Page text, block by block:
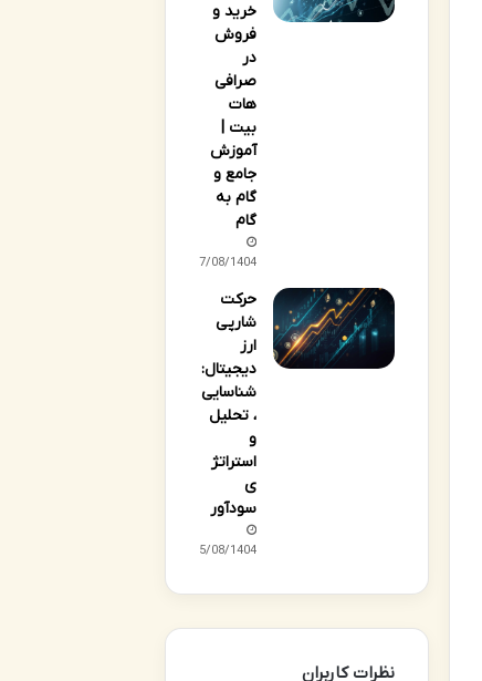
خرید و
فروش
در
صرافی
هات
بیت |
آموزش
جامع و
گام به
گام
17/08/1404
حرکت
شارپی
ارز
دیجیتال:
شناسایی
، تحلیل
و
استراتژ
ی
سودآور
15/08/1404
نظرات کاربران